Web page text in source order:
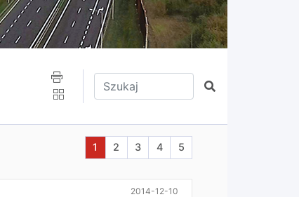
Wpisz tekst do wyszukania
Szukaj
Aktualna strona nr 1
1 Przejdź do strony nr 2
2 Przejdź do strony nr 3
3 Przejdź do strony nr 4
4 Przejdź do strony nr 5
5
2014-12-10